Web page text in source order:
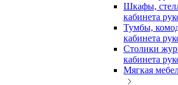
Шкафы,
кабинета
Тумбы,
кабинета
Столики
кабинета
Мягкая